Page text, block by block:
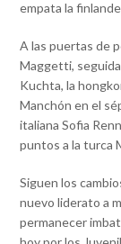
empata la
A las puertas de
Maggetti, seguida
Kuchta, la
Manchón en el
italiana Sofia
puntos a la turca
Siguen los
nuevo liderato a
permanecer